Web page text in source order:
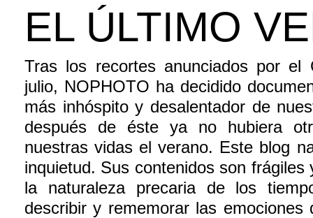
EL ÚLTIMO
Tras los recortes anunciados por el
julio, NOPHOTO ha decidido
más inhóspito y desalentador de
después de éste ya no hubiera
nuestras vidas el verano. Este blog
inquietud. Sus contenidos son
la naturaleza precaria de los
describir y rememorar las